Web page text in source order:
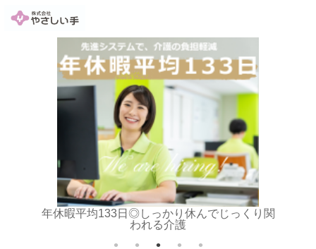
年休暇平均133日◎しっかり休んでじっくり関
われる介護